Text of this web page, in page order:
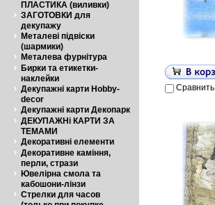
ПЛАСТИКА (виливки)
ЗАГОТОВКИ для
декупажу
Металеві підвіски
(шармики)
Металева фурнітура
Бирки та етикетки-
наклейки
Декупажні карти Hobby-
decor
Декупажні карти Декопарк
ДЕКУПАЖНі КАРТИ ЗА
ТЕМАМИ
Декоративні елементи
Декоративне каміння,
перли, стрази
Ювелірна смола та
кабошони-лінзи
Стрелки для часов
Сравнить